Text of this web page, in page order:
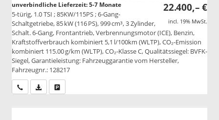
22.400,– €
incl. 19% MwSt.
unverbindliche Lieferzeit: 5-7 Monate
5-türig, 1.0 TSI ; 85KW/115PS ; 6-Gang-
Schaltgetriebe, 85 kW (116 PS), 999 cm³, 3 Zylinder,
Schalt. 6-Gang, Frontantrieb, Verbrennungsmotor (ICE), Benzin,
Kraftstoffverbrauch kombiniert 5,1 l/100km (WLTP), CO₂-Emission
kombiniert 115.00 g/km (WLTP), CO₂-Klasse C, Qualitätssiegel: BVFK-
Siegel, Garantieleistung: Fahrzeuggarantie vom Hersteller,
Fahrzeugnr.: 128217
Wir rufen Sie anPDF-Datei, Fahrzeugexposé drucken